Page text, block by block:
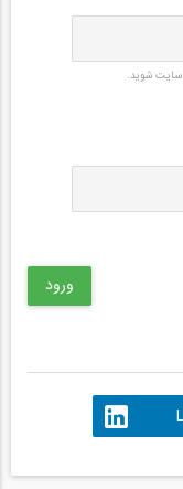
سایت شوید.